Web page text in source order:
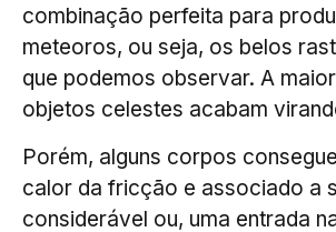
combinação perfeita para
meteoros, ou seja, os belos
que podemos observar. A
objetos celestes acabam
Porém, alguns corpos
calor da fricção e associado a
considerável ou, uma entrada